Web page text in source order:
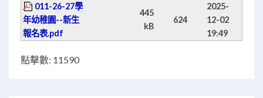
011-26-27學
年幼稚園--新生
報名表.pdf
445
kB
624
2025-
12-02
19:49
點擊數: 11590